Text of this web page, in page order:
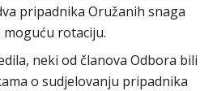
pripadnika Oružanih snaga
rotaciju.
neki od članova Odbora bili
o sudjelovanju pripadnika